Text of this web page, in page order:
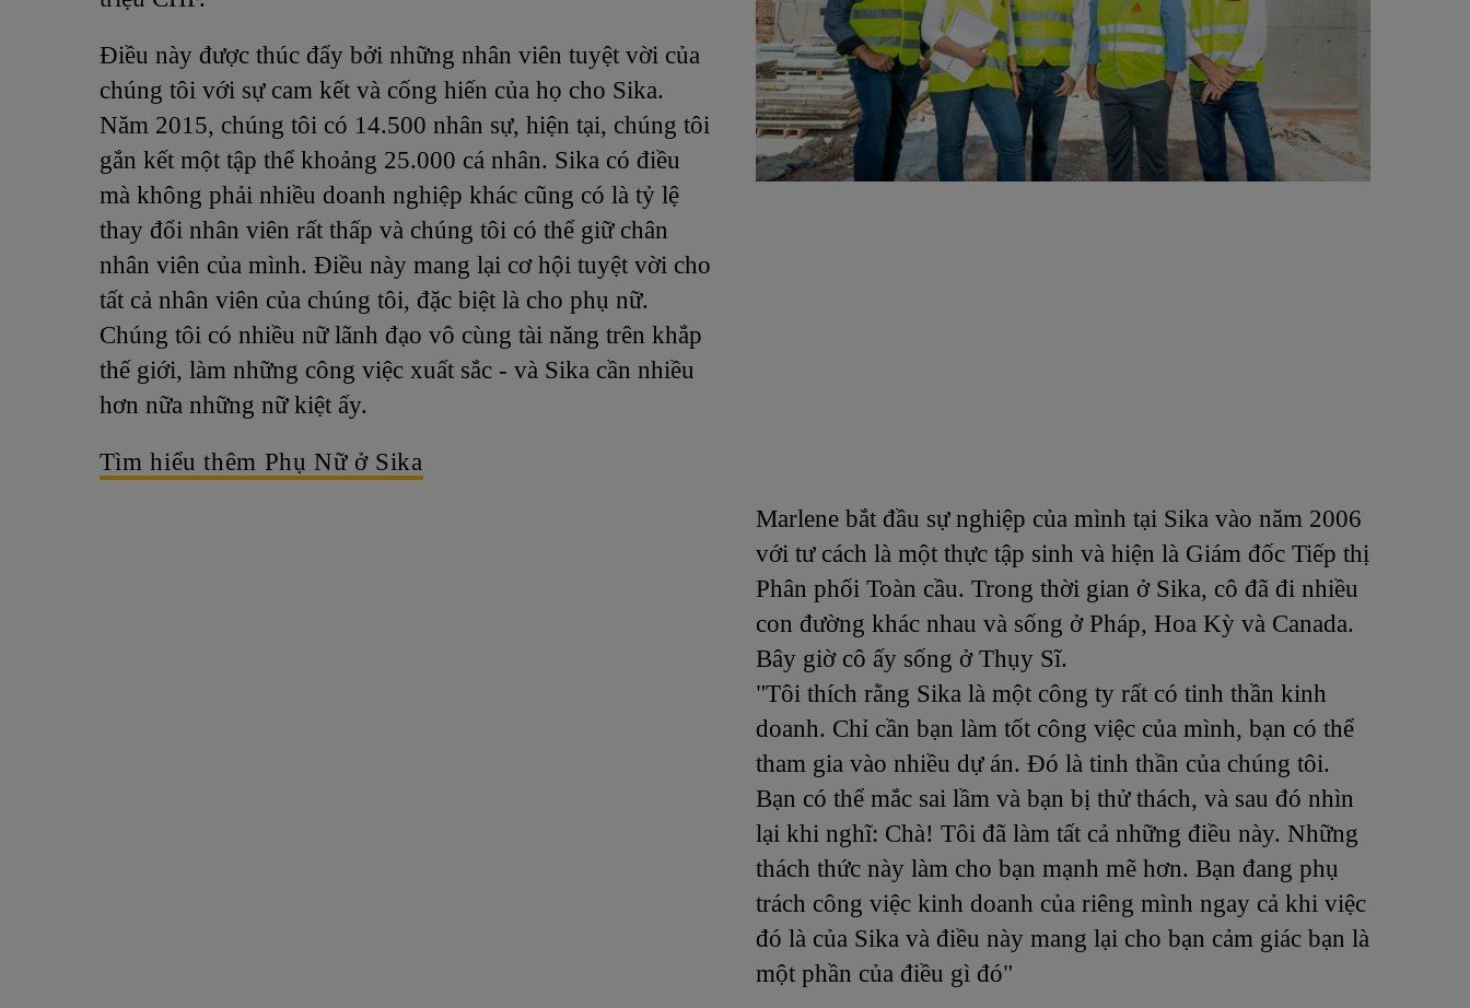
Điều này được thúc đẩy bởi những nhân viên tuyệt vời của
chúng tôi với sự cam kết và cống hiến của họ cho Sika.
Năm 2015, chúng tôi có 14.500 nhân sự, hiện tại, chúng tôi
gắn kết một tập thể khoảng 25.000 cá nhân. Sika có điều
mà không phải nhiều doanh nghiệp khác cũng có là tỷ lệ
thay đổi nhân viên rất thấp và chúng tôi có thể giữ chân
nhân viên của mình. Điều này mang lại cơ hội tuyệt vời cho
tất cả nhân viên của chúng tôi, đặc biệt là cho phụ nữ.
Chúng tôi có nhiều nữ lãnh đạo vô cùng tài năng trên khắp
thế giới, làm những công việc xuất sắc - và Sika cần nhiều
hơn nữa những nữ kiệt ấy.
Tìm hiểu thêm Phụ Nữ ở Sika
Marlene bắt đầu sự nghiệp của mình tại Sika vào năm 2006
với tư cách là một thực tập sinh và hiện là Giám đốc Tiếp thị
Phân phối Toàn cầu. Trong thời gian ở Sika, cô đã đi nhiều
con đường khác nhau và sống ở Pháp, Hoa Kỳ và Canada.
Bây giờ cô ấy sống ở Thụy Sĩ.
"Tôi thích rằng Sika là một công ty rất có tinh thần kinh
doanh. Chỉ cần bạn làm tốt công việc của mình, bạn có thể
tham gia vào nhiều dự án. Đó là tinh thần của chúng tôi.
Bạn có thể mắc sai lầm và bạn bị thử thách, và sau đó nhìn
lại khi nghĩ: Chà! Tôi đã làm tất cả những điều này. Những
thách thức này làm cho bạn mạnh mẽ hơn. Bạn đang phụ
trách công việc kinh doanh của riêng mình ngay cả khi việc
đó là của Sika và điều này mang lại cho bạn cảm giác bạn là
một phần của điều gì đó"